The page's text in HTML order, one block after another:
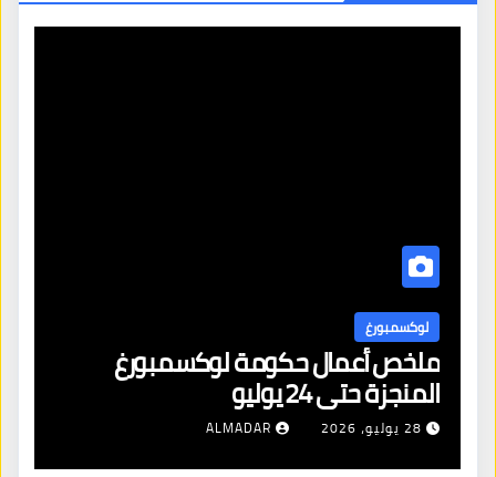
لوكسمبورغ
ملخص أعمال حكومة لوكسمبورغ
المنجزة حتى 24 يوليو
28 يوليو، 2026 ALMADAR